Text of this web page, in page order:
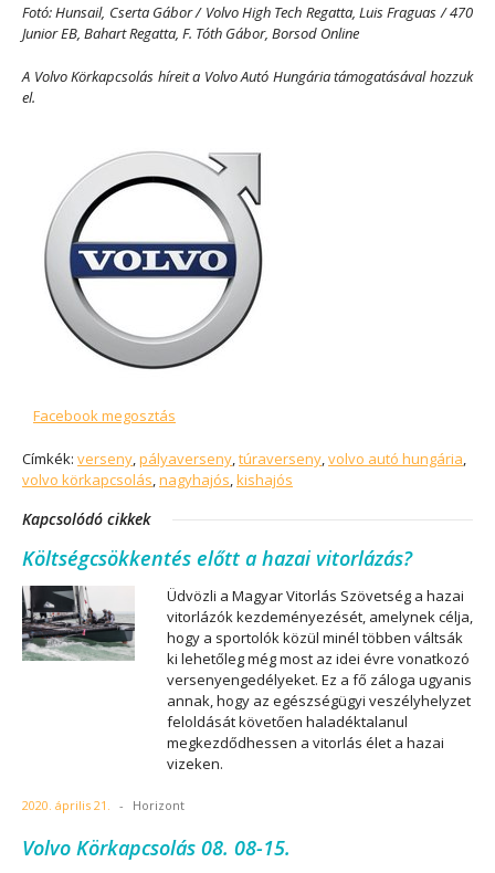
Fotó: Hunsail, Cserta Gábor / Volvo High Tech Regatta, Luis Fraguas / 470
Junior EB, Bahart Regatta, F. Tóth Gábor, Borsod Online
A Volvo Körkapcsolás híreit a Volvo Autó Hungária támogatásával hozzuk
el.
Facebook megosztás
Címkék: verseny,pályaverseny,túraverseny,volvo autó hungária,
volvo körkapcsolás,nagyhajós,kishajós
Kapcsolódó cikkek
Költségcsökkentés előtt a hazai vitorlázás?
Üdvözli a Magyar Vitorlás Szövetség a hazai
vitorlázók kezdeményezését, amelynek célja,
hogy a sportolók közül minél többen váltsák
ki lehetőleg még most az idei évre vonatkozó
versenyengedélyeket. Ez a fő záloga ugyanis
annak, hogy az egészségügyi veszélyhelyzet
feloldását követően haladéktalanul
megkezdődhessen a vitorlás élet a hazai
vizeken.
2020. április 21. - Horizont
Volvo Körkapcsolás 08. 08-15.